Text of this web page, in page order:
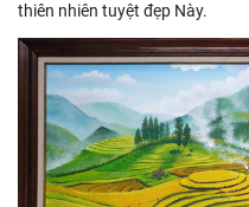
thiên nhiên tuyệt đẹp Này.